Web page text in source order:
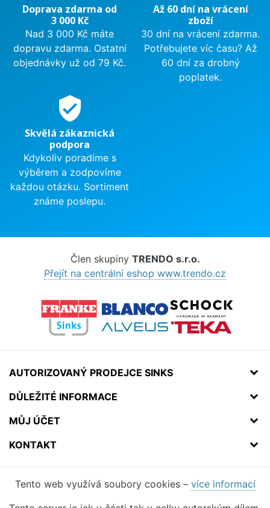
Doprava zdarma od
3 000 Kč
Nad 3 000 Kč máte
dopravu zdarma. Ostatní
objednávky už od 79 Kč.
Až 60 dní na vrácení
zboží
30 dní na vrácení zdarma.
Potřebujete víc času? Až
60 dní za drobný
poplatek.
verified_user
Skvělá zákaznická
podpora
Kdykoliv poradíme s
výběrem a zodpovíme
každou otázku. Sortiment
známe poslepu.
Člen skupiny TRENDO s.r.o.
Přejít na centrální eshop www.trendo.cz
AUTORIZOVANÝ PRODEJCE SINKS
DŮLEŽITÉ INFORMACE
MŮJ ÚČET
KONTAKT
Tento web využívá soubory cookies – více informací